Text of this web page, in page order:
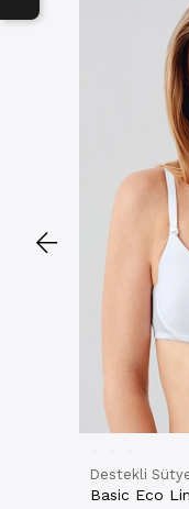
Destekli
Basic Eco